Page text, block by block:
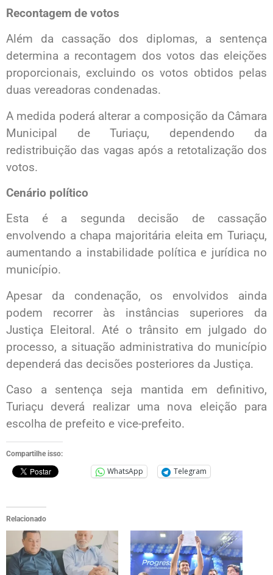
Recontagem de votos
Além da cassação dos diplomas, a sentença
determina a recontagem dos votos das eleições
proporcionais, excluindo os votos obtidos pelas
duas vereadoras condenadas.
A medida poderá alterar a composição da Câmara
Municipal de Turiaçu, dependendo da
redistribuição das vagas após a retotalização dos
votos.
Cenário político
Esta é a segunda decisão de cassação
envolvendo a chapa majoritária eleita em Turiaçu,
aumentando a instabilidade política e jurídica no
município.
Apesar da condenação, os envolvidos ainda
podem recorrer às instâncias superiores da
Justiça Eleitoral. Até o trânsito em julgado do
processo, a situação administrativa do município
dependerá das decisões posteriores da Justiça.
Caso a sentença seja mantida em definitivo,
Turiaçu deverá realizar uma nova eleição para
escolha de prefeito e vice-prefeito.
Compartilhe isso:
WhatsApp Telegram
Relacionado